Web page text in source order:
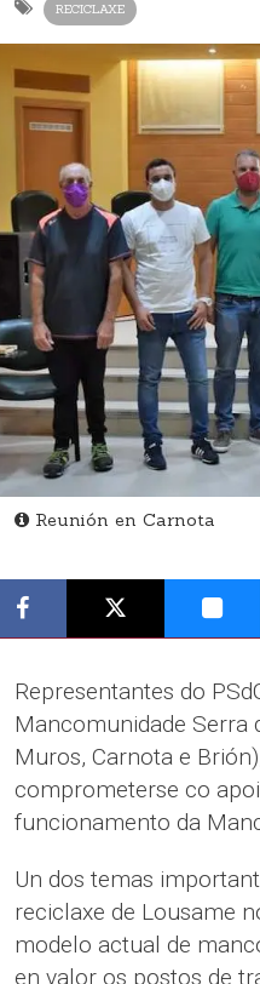
RECICLAXE
Reunión en Carnota
Representantes do
Mancomunidade Serra
Muros, Carnota e
comprometerse co
funcionamento da
Un dos temas
reciclaxe de Lousame
modelo actual de
en valor os postos de